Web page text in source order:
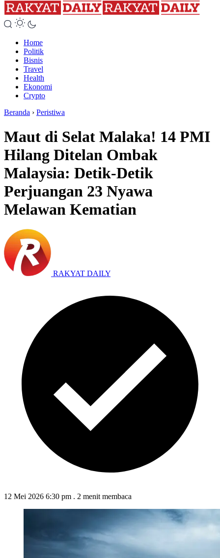
Home
Politik
Bisnis
Travel
Health
Ekonomi
Crypto
Beranda › Peristiwa
Maut di Selat Malaka! 14 PMI
Hilang Ditelan Ombak
Malaysia: Detik-Detik
Perjuangan 23 Nyawa
Melawan Kematian
RAKYAT DAILY
12 Mei 2026 6:30 pm . 2 menit membaca